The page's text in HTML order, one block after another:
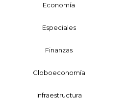
Economía
Especiales
Finanzas
Globoeconomía
Infraestructura